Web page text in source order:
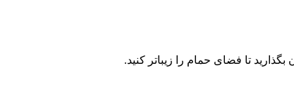
تا فضای حمام را زیباتر کنید.